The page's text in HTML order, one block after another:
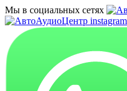
Мы в социальных сетях